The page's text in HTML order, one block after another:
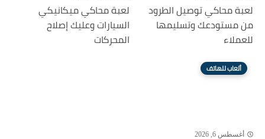
لعبة محاكي توصيل الطرود
من مستودعك وتسليمها
للعملاء
لعبة محاكي ميكانيكي
السيارات وعليك إصلاح
المحركات
ألعاب للهاتف
أغسطس 6, 2026